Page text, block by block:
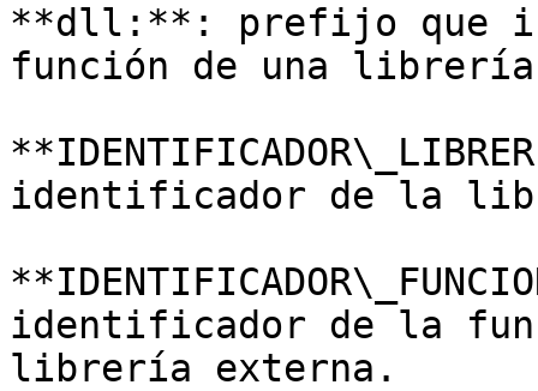
**dll:**: prefijo que
función de una
identificador de la
identificador de la
librería externa.